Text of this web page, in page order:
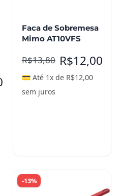
Faca de Sobremesa
Mimo AT10VFS
R$13,80 R$12,00
💳 Até 1x de R$12,00
sem juros
-13%